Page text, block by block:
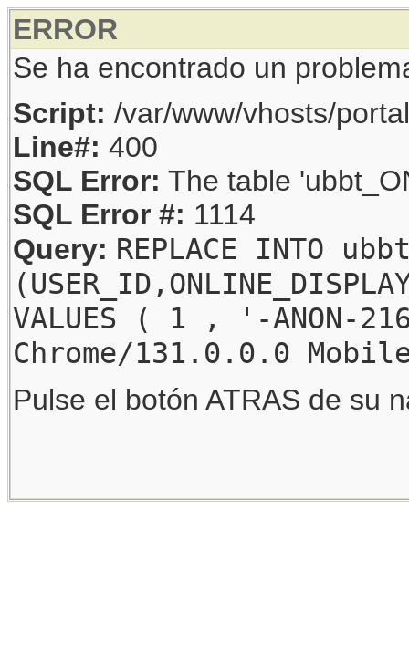
ERROR
Se ha encontrado un
Script: /var/www/vhosts/
Line#: 400
SQL Error: The table
SQL Error #: 1114
Query: REPLACE INTO
VALUES ( 1 , '-
Chrome/131.0.0.0
Pulse el botón ATRAS de su